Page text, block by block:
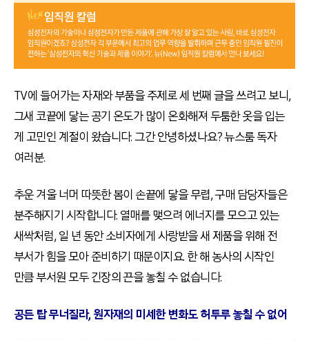
TV에 들어가는 자재와 부품을 주제로 세 번째 글을 쓰려고 보니,
그새 코끝에 닿는 공기 온도가 많이 온화해져 두툼한 옷을 입는
게 고민인 계절이 왔습니다. 그간 안녕하셨나요? 뉴스룸 독자
여러분.
추운 겨울 너머 따뜻한 봄이 손끝에 닿을 무렵, 구매 담당자들은
분주해지기 시작합니다. 열매를 맺으려 에너지를 모으고 있는
새싹처럼, 일 년 동안 소비자에게 사랑받을 새 제품을 위해 전
부서가 힘을 모아 준비하기 때문이지요. 한 해 농사의 시작인
만큼 부서원 모두 긴장의 끈을 놓칠 수 없습니다.
공든 탑 무너질라, 원자재의 미세한 변화도 허투루 놓칠 수 없어